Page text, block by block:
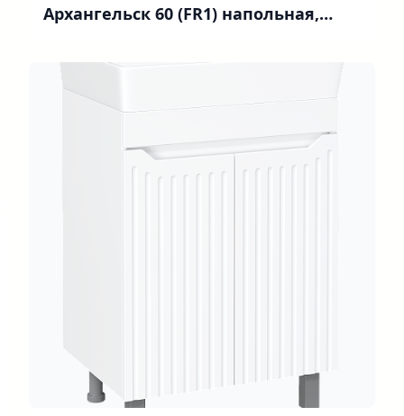
Архангельск 60 (FR1) напольная,